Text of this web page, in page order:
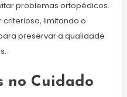
problemas ortopédicos.
limitando o
preservar a qualidade
no Cuidado